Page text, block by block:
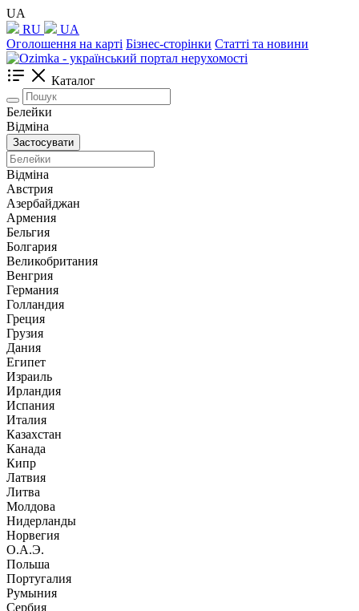
UA
RU
UA
Оголошення на карті Бізнес-сторінки Статті та новини
Каталог
Белейки
Відміна
Застосувати
Відміна
Австрия
Азербайджан
Армения
Бельгия
Болгария
Великобритания
Венгрия
Германия
Голландия
Греция
Грузия
Дания
Египет
Израиль
Ирландия
Испания
Италия
Казахстан
Канада
Кипр
Латвия
Литва
Молдова
Нидерланды
Норвегия
О.А.Э.
Польша
Португалия
Румыния
Сербия